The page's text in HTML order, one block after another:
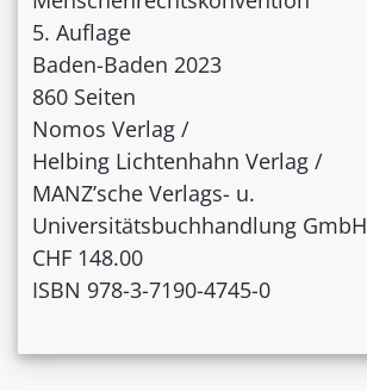
5. Auflage
Baden-Baden 2023
860 Seiten
Nomos Verlag /
Helbing Lichtenhahn Verlag /
MANZ’sche Verlags- u.
Universitätsbuchhandlung GmbH
CHF 148.00
ISBN 978-3-7190-4745-0